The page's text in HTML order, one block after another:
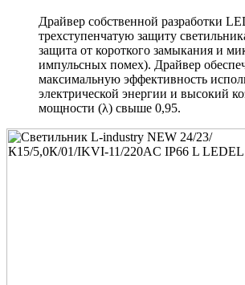
Драйвер собственной разработки
трехступенчатую защиту
защита от короткого замыкания и
импульсных помех). Драйвер
максимальную эффективность
электрической энергии и высокий
мощности (λ) свыше 0,95.